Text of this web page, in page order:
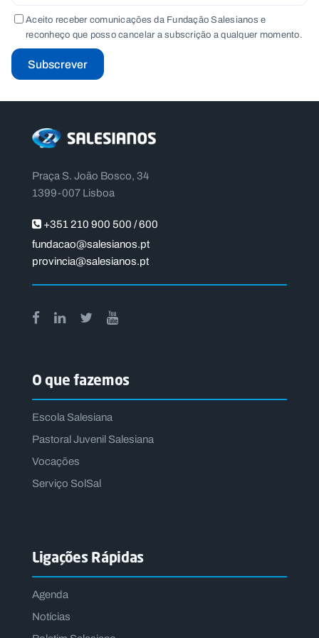
Aceito receber comunicações da Fundação Salesianos e
reconheço que posso cancelar a subscrição a qualquer momento.
Subscrever
Praça S. João Bosco, 34
1399-007 Lisboa
+351 210 900 500 / 600
fundacao@salesianos.pt
provincia@salesianos.pt
O que fazemos
Escola Salesiana
Pastoral Juvenil Salesiana
Vocações
Serviço SolSal
Ligações Rápidas
Agenda
Notícias